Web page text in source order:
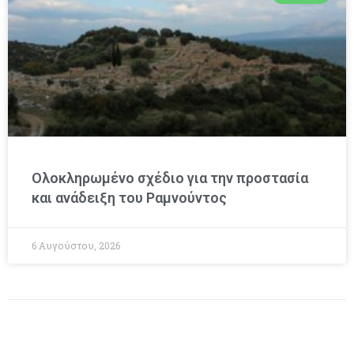
Ολοκληρωμένο σχέδιο για την προστασία
και ανάδειξη του Ραμνούντος
6 Αυγούστου, 2026